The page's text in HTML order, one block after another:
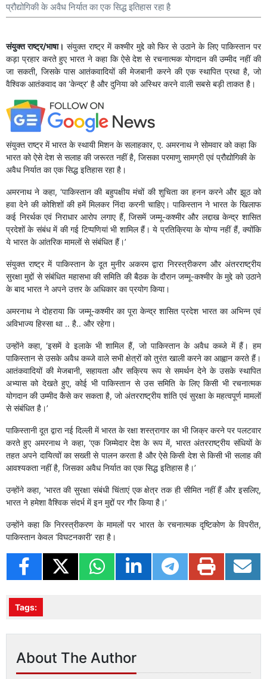
प्रौद्योगिकी के अवैध निर्यात का एक सिद्ध इतिहास रहा है
संयुक्त राष्ट्र/भाषा। संयुक्त राष्ट्र में कश्मीर मुद्दे को फिर से उठाने के लिए पाकिस्तान पर
कड़ा प्रहार करते हुए भारत ने कहा कि ऐसे देश से रचनात्मक योगदान की उम्मीद नहीं की
जा सकती, जिसके पास आतंकवादियों की मेजबानी करने की एक स्थापित प्रथा है, जो
वैश्विक आतंकवाद का ‘केन्द्र’ है और दुनिया को अस्थिर करने वाली सबसे बड़ी ताकत है।
संयुक्त राष्ट्र में भारत के स्थायी मिशन के सलाहकार, ए. अमरनाथ ने सोमवार को कहा कि
भारत को ऐसे देश से सलाह की जरूरत नहीं है, जिसका परमाणु सामग्री एवं प्रौद्योगिकी के
अवैध निर्यात का एक सिद्ध इतिहास रहा है।
अमरनाथ ने कहा, ‘पाकिस्तान की बहुपक्षीय मंचों की शुचिता का हनन करने और झूठ को
हवा देने की कोशिशों की हमें मिलकर निंदा करनी चाहिए। पाकिस्तान ने भारत के खिलाफ
कई निरर्थक एवं निराधार आरोप लगाए हैं, जिसमें जम्मू-कश्मीर और लद्दाख केन्द्र शासित
प्रदेशों के संबंध में की गई टिप्पणियां भी शामिल हैं। ये प्रतिक्रिया के योग्य नहीं हैं, क्योंकि
ये भारत के आंतरिक मामलों से संबंधित हैं।’
संयुक्त राष्ट्र में पाकिस्तान के दूत मुनीर अकरम द्वारा निरस्त्रीकरण और अंतरराष्ट्रीय
सुरक्षा मुद्दों से संबंधित महासभा की समिति की बैठक के दौरान जम्मू-कश्मीर के मुद्दे को उठाने
के बाद भारत ने अपने उत्तर के अधिकार का प्रयोग किया।
अमरनाथ ने दोहराया कि जम्मू-कश्मीर का पूरा केन्द्र शासित प्रदेश भारत का अभिन्न एवं
अविभाज्य हिस्सा था .. है.. और रहेगा।
उन्होंने कहा, ‘इसमें वे इलाके भी शामिल हैं, जो पाकिस्तान के अवैध कब्जे में हैं। हम
पाकिस्तान से उसके अवैध कब्जे वाले सभी क्षेत्रों को तुरंत खाली करने का आह्वान करते हैं।
आतंकवादियों की मेजबानी, सहायता और सक्रिय रूप से समर्थन देने के उसके स्थापित
अभ्यास को देखते हुए, कोई भी पाकिस्तान से उस समिति के लिए किसी भी रचनात्मक
योगदान की उम्मीद कैसे कर सकता है, जो अंतरराष्ट्रीय शांति एवं सुरक्षा के महत्वपूर्ण मामलों
से संबंधित है।’
पाकिस्तानी दूत द्वारा नई दिल्ली में भारत के रक्षा शस्त्रागार का भी जिक्र करने पर पलटवार
करते हुए अमरनाथ ने कहा, ‘एक जिम्मेदार देश के रूप में, भारत अंतरराष्ट्रीय संधियों के
तहत अपने दायित्वों का सख्ती से पालन करता है और ऐसे किसी देश से किसी भी सलाह की
आवश्यकता नहीं है, जिसका अवैध निर्यात का एक सिद्ध इतिहास है।’
उन्होंने कहा, ‘भारत की सुरक्षा संबंधी चिंताएं एक क्षेत्र तक ही सीमित नहीं हैं और इसलिए,
भारत ने हमेशा वैश्विक संदर्भ में इन मुद्दों पर गौर किया है।’
उन्होंने कहा कि निरस्त्रीकरण के मामलों पर भारत के रचनात्मक दृष्टिकोण के विपरीत,
पाकिस्तान केवल ‘विघटनकारी’ रहा है।
Tags:
About The Author